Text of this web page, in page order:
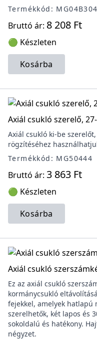
Termékkód:
Bruttó ár: 8 208 Ft
🟢 Készleten
Kosárba
Axiál csukló szerelő,
Axiál csukló ki-be
rögzítéséhez
Termékkód: MG50444
Bruttó ár: 3 863 Ft
🟢 Készleten
Kosárba
Axiál csukló
Ez az axiál csukló
kormánycsukló
fejekkel, amelyek hatlapú
szerelhetők, két lapos és
sokoldalú és hatékony.
négyzet.